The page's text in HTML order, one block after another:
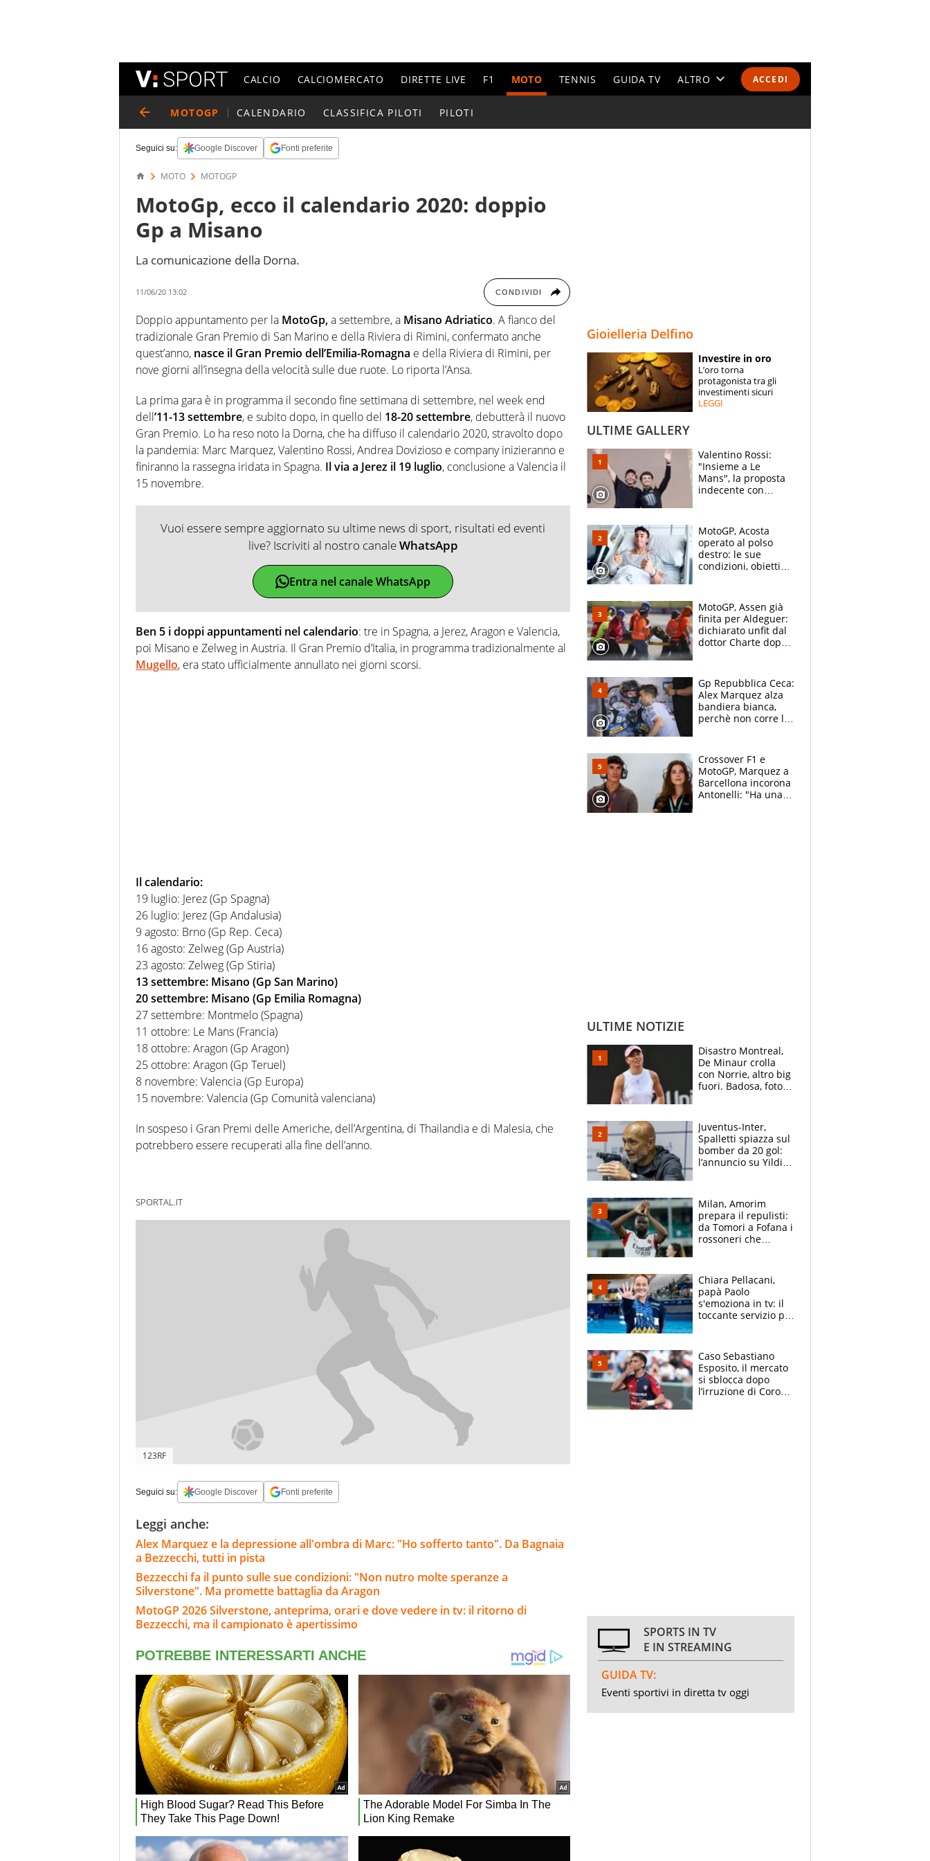
ACCEDI
CALCIO CALCIOMERCATO DIRETTE LIVE F1 MOTO TENNIS GUIDA TV ALTRO
ESPERTI
CONTATTI
MOTOGP CALENDARIO CLASSIFICA PILOTI PILOTI
Seguici su: Google Discover Fonti preferite
MOTO MOTOGP
MotoGp, ecco il calendario 2020: doppio
Gp a Misano
La comunicazione della Dorna.
11/06/20 13:02 CONDIVIDI
Doppio appuntamento per la MotoGp,a settembre, a Misano Adriatico. A fianco del
tradizionale Gran Premio di San Marino e della Riviera di Rimini, confermato anche
quest’anno, nasce il Gran Premio dell’Emilia-Romagna e della Riviera di Rimini, per
nove giorni all’insegna della velocità sulle due ruote. Lo riporta l’Ansa.
La prima gara è in programma il secondo fine settimana di settembre, nel week end
dell’11-13 settembre, e subito dopo, in quello del 18-20 settembre, debutterà il nuovo
Gran Premio. Lo ha reso noto la Dorna, che ha diffuso il calendario 2020, stravolto dopo
la pandemia: Marc Marquez, Valentino Rossi, Andrea Dovizioso e company inizieranno e
finiranno la rassegna iridata in Spagna. Il via a Jerez il 19 luglio, conclusione a Valencia il
15 novembre.
Vuoi essere sempre aggiornato su ultime news di sport, risultati ed eventi
live? Iscriviti al nostro canaleWhatsApp
Entra nel canale WhatsApp
Ben 5 i doppi appuntamenti nel calendario: tre in Spagna, a Jerez, Aragon e Valencia,
poi Misano e Zelweg in Austria. Il Gran Premio d’Italia, in programma tradizionalmente al
Mugello, era stato ufficialmente annullato nei giorni scorsi.
Il calendario:
19 luglio: Jerez (Gp Spagna)
26 luglio: Jerez (Gp Andalusia)
9 agosto: Brno (Gp Rep. Ceca)
16 agosto: Zelweg (Gp Austria)
23 agosto: Zelweg (Gp Stiria)
13 settembre: Misano (Gp San Marino)
20 settembre: Misano (Gp Emilia Romagna)
27 settembre: Montmelo (Spagna)
11 ottobre: Le Mans (Francia)
18 ottobre: Aragon (Gp Aragon)
25 ottobre: Aragon (Gp Teruel)
8 novembre: Valencia (Gp Europa)
15 novembre: Valencia (Gp Comunità valenciana)
In sospeso i Gran Premi delle Americhe, dell’Argentina, di Thailandia e di Malesia, che
potrebbero essere recuperati alla fine dell’anno.
SPORTAL.IT
123RF
Seguici su: Google Discover Fonti preferite
Leggi anche:
Alex Marquez e la depressione all'ombra di Marc: "Ho sofferto tanto". Da Bagnaia
a Bezzecchi, tutti in pista
Bezzecchi fa il punto sulle sue condizioni: "Non nutro molte speranze a
Silverstone". Ma promette battaglia da Aragon
MotoGP 2026 Silverstone, anteprima, orari e dove vedere in tv: il ritorno di
Bezzecchi, ma il campionato è apertissimo
Gioielleria Delfino
Investire in oro
L’oro torna
protagonista tra gli
investimenti sicuri
LEGGI
ULTIME GALLERY
Valentino Rossi:
"Insieme a Le
Mans", la proposta
indecente con
Goodwood
MotoGP, Acosta
operato al polso
destro: le sue
condizioni, obiettivo
MotoGP, Assen già
finita per Aldeguer:
dichiarato unfit dal
dottor Charte dopo
Gp Repubblica Ceca:
Alex Marquez alza
bandiera bianca,
perchè non corre la
Crossover F1 e
MotoGP, Marquez a
Barcellona incorona
Antonelli: "Ha una
ULTIME NOTIZIE
Disastro Montreal,
De Minaur crolla
con Norrie, altro big
fuori. Badosa, foto
Juventus-Inter,
Spalletti spiazza sul
bomber da 20 gol:
l’annuncio su Yildiz
Milan, Amorim
prepara il repulisti:
da Tomori a Fofana i
rossoneri che
Chiara Pellacani,
papà Paolo
s'emoziona in tv: il
toccante servizio per
Caso Sebastiano
Esposito, il mercato
si sblocca dopo
l’irruzione di Corona
SPORTS IN TV
E IN STREAMING
GUIDA TV:
Eventi sportivi in diretta tv oggi